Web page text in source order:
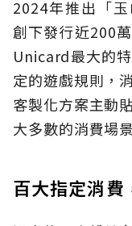
2024年推出「
創下發行近200
Unicard最大的
定的遊戲規則，
客製化方案主動
大多數的消費場
百大指定消費